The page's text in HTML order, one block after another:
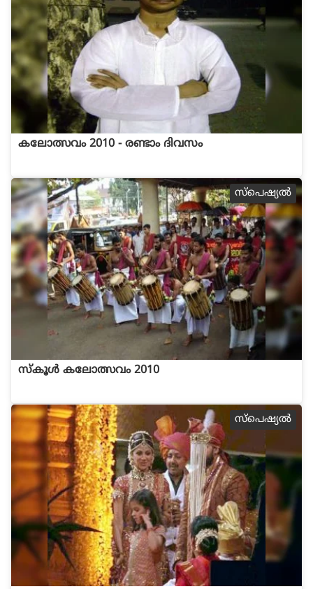
കലോത്സവം 2010 - രണ്ടാം ദിവസം
സ്പെഷ്യല്‍
സ്കൂള്‍ കലോത്സവം 2010
സ്പെഷ്യല്‍